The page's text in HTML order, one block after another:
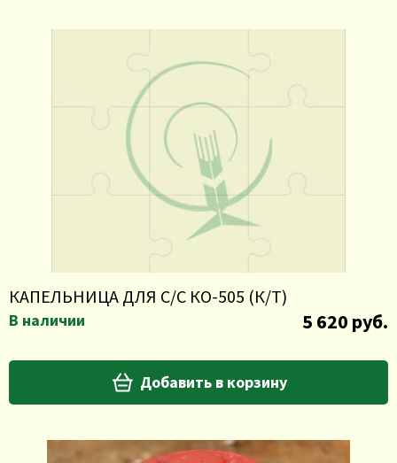
КАПЕЛЬНИЦА ДЛЯ С/С КО-505 (К/Т)
В наличии 5 620 руб.
Добавить в корзину